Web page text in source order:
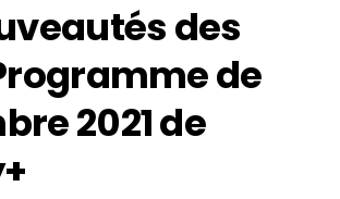
des
de
2021 de